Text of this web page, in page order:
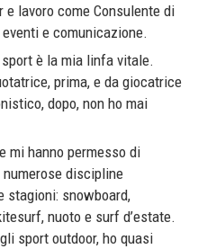
lavoro come Consulente di
e comunicazione.
è la mia linfa vitale.
prima, e da giocatrice
dopo, non ho mai
mi hanno permesso di
discipline
stagioni: snowboard,
nuoto e surf d’estate.
sport outdoor, ho quasi